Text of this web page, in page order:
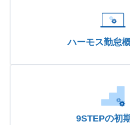
ハーモス勤怠
9STEPの初